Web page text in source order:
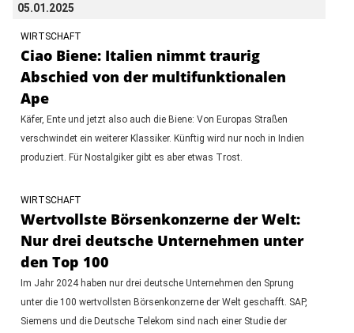
05.01.2025
WIRTSCHAFT
Ciao Biene: Italien nimmt traurig
Abschied von der multifunktionalen
Ape
Käfer, Ente und jetzt also auch die Biene: Von Europas Straßen
verschwindet ein weiterer Klassiker. Künftig wird nur noch in Indien
produziert. Für Nostalgiker gibt es aber etwas Trost.
WIRTSCHAFT
Wertvollste Börsenkonzerne der Welt:
Nur drei deutsche Unternehmen unter
den Top 100
Im Jahr 2024 haben nur drei deutsche Unternehmen den Sprung
unter die 100 wertvollsten Börsenkonzerne der Welt geschafft. SAP,
Siemens und die Deutsche Telekom sind nach einer Studie der